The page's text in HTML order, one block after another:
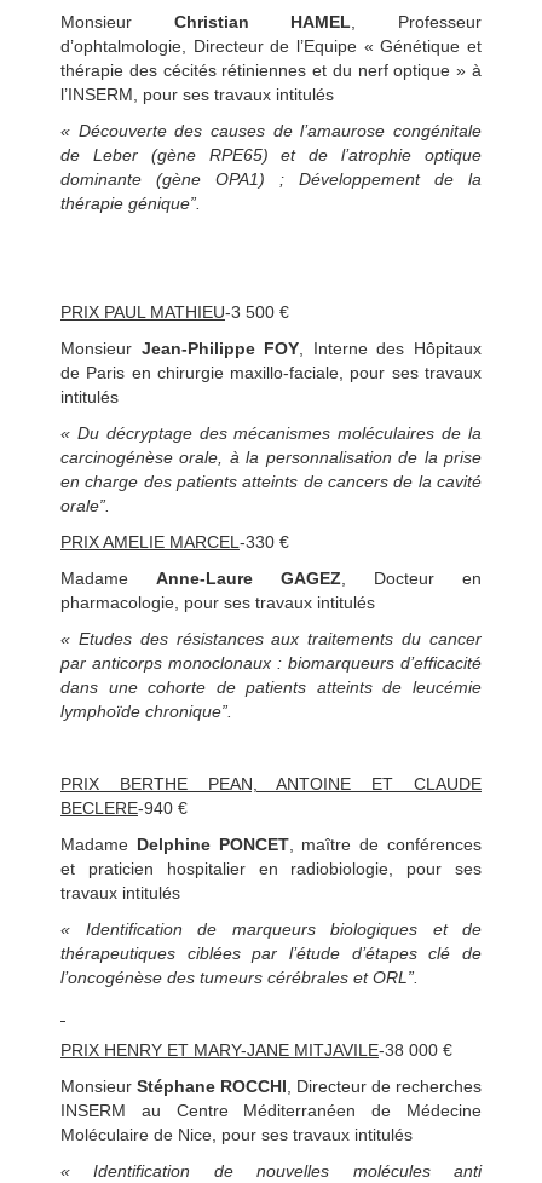
Monsieur Christian HAMEL , Professeur
d’ophtalmologie, Directeur de l’Equipe « Génétique et
thérapie des cécités rétiniennes et du nerf optique » à
l’INSERM, pour ses travaux intitulés
« Découverte des causes de l’amaurose congénitale
de Leber (gène RPE65) et de l’atrophie optique
dominante (gène OPA1) ; Développement de la
thérapie génique”.
PRIX PAUL MATHIEU-3 500 €
Monsieur Jean-Philippe FOY , Interne des Hôpitaux
de Paris en chirurgie maxillo-faciale, pour ses travaux
intitulés
« Du décryptage des mécanismes moléculaires de la
carcinogénèse orale, à la personnalisation de la prise
en charge des patients atteints de cancers de la cavité
orale”.
PRIX AMELIE MARCEL -330 €
Madame Anne-Laure GAGEZ , Docteur en
pharmacologie, pour ses travaux intitulés
« Etudes des résistances aux traitements du cancer
par anticorps monoclonaux : biomarqueurs d’efficacité
dans une cohorte de patients atteints de leucémie
lymphoïde chronique”.
PRIX BERTHE PEAN, ANTOINE ET CLAUDE
BECLERE-940 €
Madame Delphine PONCET, maître de conférences
et praticien hospitalier en radiobiologie, pour ses
travaux intitulés
« Identification de marqueurs biologiques et de
thérapeutiques ciblées par l’étude d’étapes clé de
l’oncogénèse des tumeurs cérébrales et ORL”.
PRIX HENRY ET MARY-JANE MITJAVILE-38 000 €
Monsieur Stéphane ROCCHI , Directeur de recherches
INSERM au Centre Méditerranéen de Médecine
Moléculaire de Nice, pour ses travaux intitulés
« Identification de nouvelles molécules anti